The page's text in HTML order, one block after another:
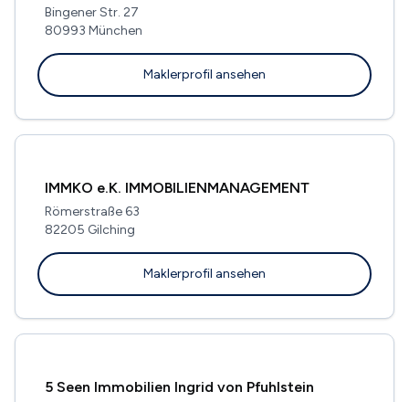
Bingener Str. 27
80993 München
Maklerprofil ansehen
IMMKO e.K. IMMOBILIENMANAGEMENT
Römerstraße 63
82205 Gilching
Maklerprofil ansehen
5 Seen Immobilien Ingrid von Pfuhlstein